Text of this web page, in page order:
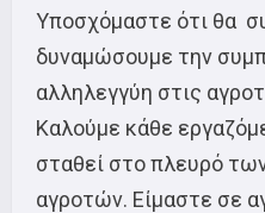
Υποσχόμαστε ότι θα
δυναμώσουμε την
αλληλεγγύη στις
Καλούμε κάθε
σταθεί στο πλευρό
αγροτών. Είμαστε σε